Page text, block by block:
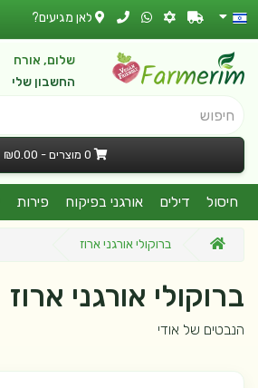
לאן מגיעים?
שלום, אורח
החשבון שלי
חיפוש
0 מוצרים - ₪0.00
חיסול דילים אורגני בפיקוח פירות
ברוקולי אורגני ארוז
ברוקולי אורגני ארוז
הנבטים של אודי